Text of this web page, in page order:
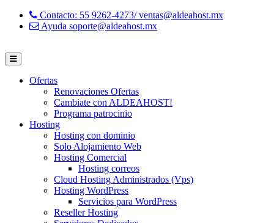
Contacto: 55 9262-4273/ ventas@aldeahost.mx
Ayuda soporte@aldeahost.mx
Ofertas
Renovaciones Ofertas
Cambiate con ALDEAHOST!
Programa patrocinio
Hosting
Hosting con dominio
Solo Alojamiento Web
Hosting Comercial
Hosting correos
Cloud Hosting Administrados (Vps)
Hosting WordPress
Servicios para WordPress
Reseller Hosting